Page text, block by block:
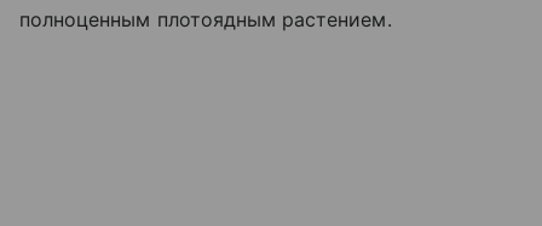
полноценным плотоядным растением.